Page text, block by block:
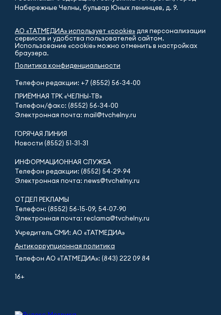
Набережные Челны, бульвар Юных ленинцев, д. 9.
АО «ТАТМЕДИА» использует «cookie» для персонализации
сервисов и удобства пользователей сайтом.
Использование «cookie» можно отменить в настройках
браузера.
Политика конфиденциальности
Телефон редакции: +7 (8552) 56-34-00
ПРИЁМНАЯ ТРК «ЧЕЛНЫ-ТВ»
Телефон/факс: (8552) 56-34-00
Электронная почта: mail@tvchelny.ru
ГОРЯЧАЯ ЛИНИЯ
Новости (8552) 51-31-31
ИНФОРМАЦИОННАЯ СЛУЖБА
Телефон редакции: (8552) 54-29-94
Электронная почта: news@tvchelny.ru
ОТДЕЛ РЕКЛАМЫ
Телефон: (8552) 56-15-09, 54-07-90
Электронная почта: reclama@tvchelny.ru
Учредитель СМИ: АО «ТАТМЕДИА»
Антикоррупционная политика
Телефон АО «ТАТМЕДИА»: (843) 222 09 84
16+